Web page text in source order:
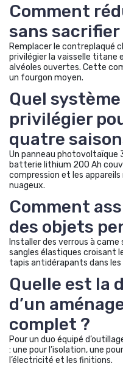
Comment
sans
Remplacer le contreplaqué
privilégier la vaisselle titane
alvéoles ouvertes. Cette
un fourgon moyen.
Quel système
privilégier
quatre
Un panneau photovoltaïque
batterie lithium 200 Ah
compression et les
nuageux.
Comment
des objets
Installer des verrous à
sangles élastiques croisant
tapis antidérapants dans
Quelle est la
d’un
complet ?
Pour un duo équipé
: une pour l’isolation, une
l’électricité et les finitions.